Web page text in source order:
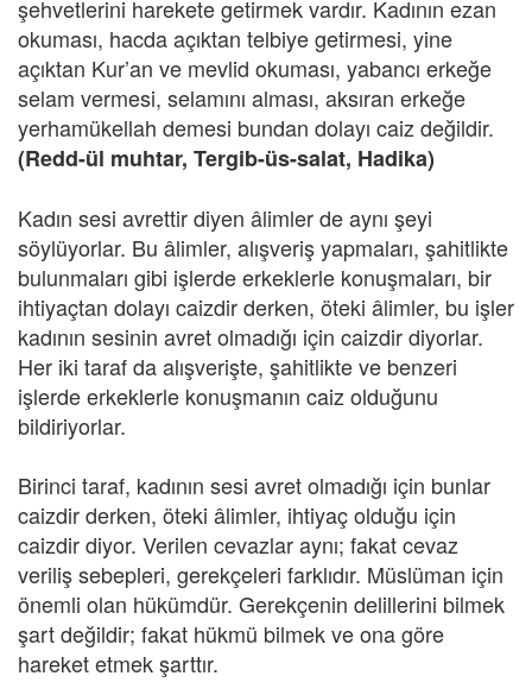
şehvetlerini harekete getirmek vardır. Kadının ezan
okuması, hacda açıktan telbiye getirmesi, yine
açıktan Kur’an ve mevlid okuması, yabancı erkeğe
selam vermesi, selamını alması, aksıran erkeğe
yerhamükellah demesi bundan dolayı caiz değildir.
(Redd-ül muhtar, Tergib-üs-salat, Hadika)
Kadın sesi avrettir diyen âlimler de aynı şeyi
söylüyorlar. Bu âlimler, alışveriş yapmaları, şahitlikte
bulunmaları gibi işlerde erkeklerle konuşmaları, bir
ihtiyaçtan dolayı caizdir derken, öteki âlimler, bu işler
kadının sesinin avret olmadığı için caizdir diyorlar.
Her iki taraf da alışverişte, şahitlikte ve benzeri
işlerde erkeklerle konuşmanın caiz olduğunu
bildiriyorlar.
Birinci taraf, kadının sesi avret olmadığı için bunlar
caizdir derken, öteki âlimler, ihtiyaç olduğu için
caizdir diyor. Verilen cevazlar aynı; fakat cevaz
veriliş sebepleri, gerekçeleri farklıdır. Müslüman için
önemli olan hükümdür. Gerekçenin delillerini bilmek
şart değildir; fakat hükmü bilmek ve ona göre
hareket etmek şarttır.